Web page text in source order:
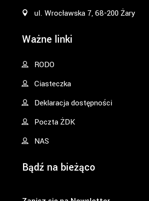
ul. Wrocławska 7, 68-200 Żary
Ważne linki
RODO
Ciasteczka
Deklaracja dostępności
Poczta ŻDK
NAS
Bądź na bieżąco